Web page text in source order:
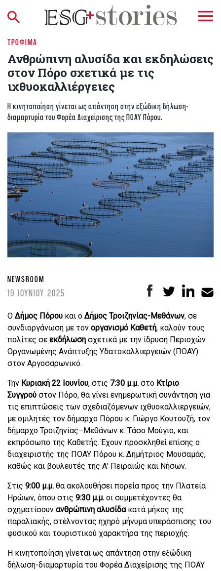
ΤΡΌΦΙΜΑ
Ανθρώπινη αλυσίδα και εκδηλώσεις
στον Πόρο σχετικά με τις
ιχθυοκαλλιέργειες
Η κινητοποίηση γίνεται ως απάντηση στην εξώδικη δήλωση-
διαμαρτυρία του Φορέα Διαχείρισης της ΠΟΑΥ Πόρου.
NEWSROOM
19 ΙΟΥΝΙΟΥ 2025
ΟΔήμος Πόρου και οΔήμος Τροιζηνίας-Μεθάνων, σε
συνδιοργάνωση με τον οργανισμό Καθετή, καλούν τους
πολίτες σε εκδήλωση σχετικά με την ίδρυση Περιοχών
Οργανωμένης Ανάπτυξης Υδατοκαλλιεργειών (ΠΟΑΥ)
στον Αργοσαρωνικό.
Την Κυριακή 22 Ιουνίου, στις 7:30 μ.μ. στο Κτίριο
Συγγρού στον Πόρο, θα γίνει ενημερωτική συνάντηση για
τις επιπτώσεις των σχεδιαζόμενων ιχθυοκαλλιεργειών,
με ομιλητές τον δήμαρχο Πόρου κ. Γιώργο Κουτουζή, τον
δήμαρχο Τροιζηνίας–Μεθάνων κ. Τάσο Μούγιο, και
εκπρόσωπο της Καθετής. Έχουν προσκληθεί επίσης ο
διαχειριστής της ΠΟΑΥ Πόρου κ. Δημήτριος Μουσαμάς,
καθώς και βουλευτές της Α’ Πειραιώς και Νήσων.
Στις 9:00 μ.μ. θα ακολουθήσει πορεία προς την Πλατεία
Ηρώων, όπου στις 9:30 μ.μ. οι συμμετέχοντες θα
σχηματίσουν ανθρώπινη αλυσίδακατά μήκος της
παραλιακής, στέλνοντας ηχηρό μήνυμα υπεράσπισης του
φυσικού και τουριστικού χαρακτήρα της περιοχής.
Η κινητοποίηση γίνεται ως απάντηση στην εξώδικη
δήλωση-διαμαρτυρία του Φορέα Διαχείρισης της ΠΟΑΥ